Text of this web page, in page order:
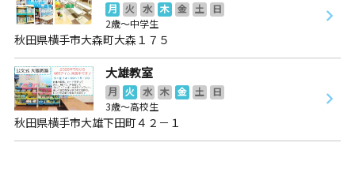
月 火 水 木 金 土
日
2歳～中学生
秋田県横手市大森町大森１７５
大雄教室
月 火 水 木 金 土
日
3歳～高校生
秋田県横手市大雄下田町４２－１